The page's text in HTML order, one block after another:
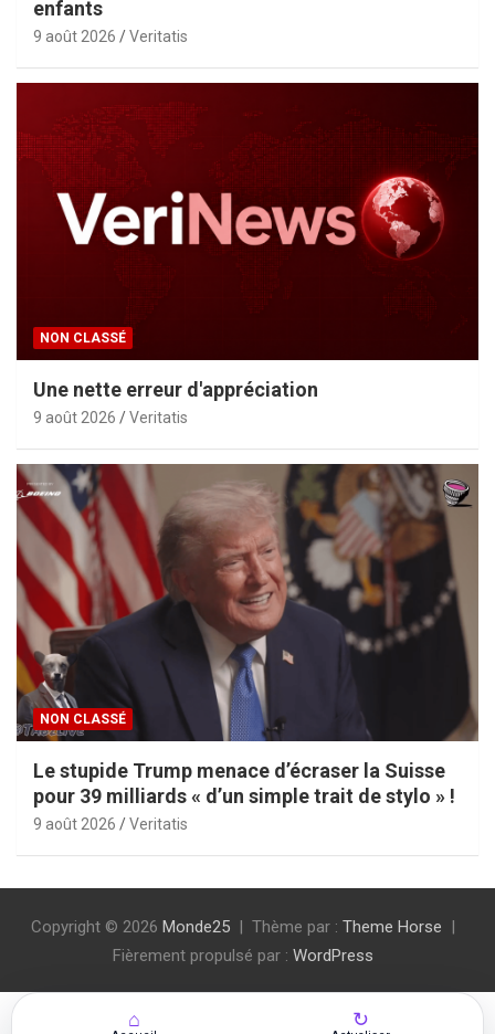
enfants
9 août 2026 Veritatis
NON CLASSÉ
Une nette erreur d'appréciation
9 août 2026 Veritatis
NON CLASSÉ
Le stupide Trump menace d’écraser la Suisse
pour 39 milliards « d’un simple trait de stylo » !
9 août 2026 Veritatis
Copyright © 2026 Monde25 Thème par : Theme Horse
Fièrement propulsé par : WordPress
⌂ ↻